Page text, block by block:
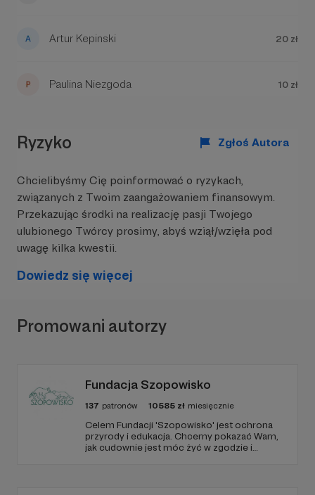
Artur Kepinski 20 zł
Paulina Niezgoda 10 zł
Ryzyko Zgłoś Autora
Chcielibyśmy Cię poinformować o ryzykach,
związanych z Twoim zaangażowaniem finansowym.
Przekazując środki na realizację pasji Twojego
ulubionego Twórcy prosimy, abyś wziął/wzięła pod
uwagę kilka kwestii.
Dowiedz się więcej
Promowani autorzy
Fundacja Szopowisko
137 patronów 10585 zł miesięcznie
Celem Fundacji 'Szopowisko' jest ochrona
przyrody i edukacja. Chcemy pokazać Wam,
jak cudownie jest móc żyć w zgodzie i